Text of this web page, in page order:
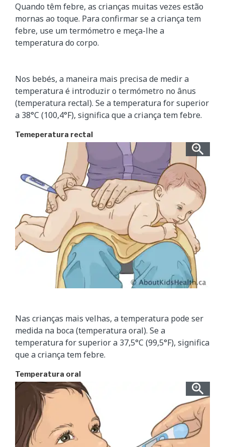
Quando têm febre, as crianças muitas vezes estão
mornas ao toque. Para confirmar se a criança tem
febre, use um termómetro e meça-lhe a
temperatura do corpo.
Temeperatura rectal
Nos bebés, a maneira mais precisa de medir a
temperatura é introduzir o termómetro no ânus
(temperatura rectal). Se a temperatura for superior
a 38°C (100,4°F), significa que a criança tem febre.
Temperatura oral
Nas crianças mais velhas, a temperatura pode ser
medida na boca (temperatura oral). Se a
temperatura for superior a 37,5°C (99,5°F), significa
que a criança tem febre.